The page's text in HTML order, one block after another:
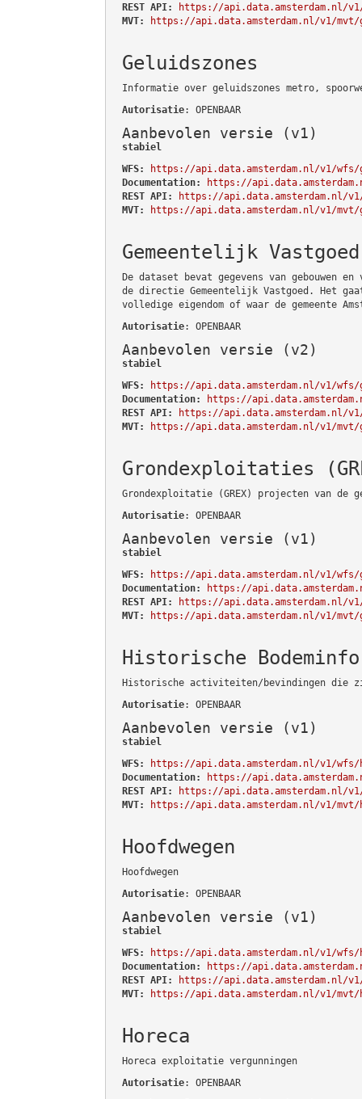
REST API:
https://api.data.amsterdam.nl/
MVT:
https://api.data.amsterdam.nl/v1/mvt/
Geluidszones
Informatie over geluidszones metro,
Autorisatie: OPENBAAR
Aanbevolen versie (v1)
stabiel
WFS:
https://api.data.amsterdam.nl/v1/wfs/
Documentation:
https://
REST API:
https://api.data.amsterdam.nl/
MVT:
https://api.data.amsterdam.nl/v1/mvt/
Gemeentelijk Vastgoed
De dataset bevat gegevens van gebouwen
de directie Gemeentelijk Vastgoed. Het
volledige eigendom of waar de gemeente
Autorisatie: OPENBAAR
Aanbevolen versie (v2)
stabiel
WFS:
https://api.data.amsterdam.nl/v1/wfs/
Documentation:
https://
REST API:
https://api.data.amsterdam.nl/
MVT:
https://api.data.amsterdam.nl/v1/mvt/
Grondexploitaties
Grondexploitatie (GREX) projecten van de
Autorisatie: OPENBAAR
Aanbevolen versie (v1)
stabiel
WFS:
https://api.data.amsterdam.nl/v1/wfs/
Documentation:
https://
REST API:
https://api.data.amsterdam.nl/
MVT:
https://api.data.amsterdam.nl/v1/mvt/
Historische
Historische activiteiten/bevindingen die
Autorisatie: OPENBAAR
Aanbevolen versie (v1)
stabiel
WFS:
https://api.data.amsterdam.nl/v1/wfs/
Documentation:
https://
REST API:
https://api.data.amsterdam.nl/
MVT:
https://api.data.amsterdam.nl/v1/mvt/
Hoofdwegen
Hoofdwegen
Autorisatie: OPENBAAR
Aanbevolen versie (v1)
stabiel
WFS:
https://api.data.amsterdam.nl/v1/wfs/
Documentation:
https://
REST API:
https://api.data.amsterdam.nl/
MVT:
https://api.data.amsterdam.nl/v1/mvt/
Horeca
Horeca exploitatie vergunningen
Autorisatie: OPENBAAR